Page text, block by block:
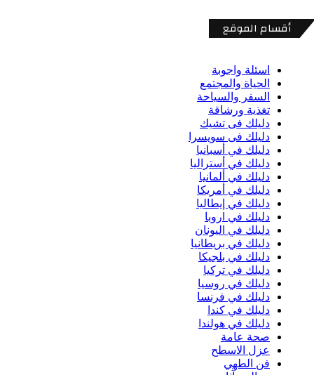
أقسام الموقع
اسئلة واجوبة
الحياة والمجتمع
السفر والسياحة
تغذية ورشاقة
دليلك فى تشيك
دليلك فى سويسرا
دليلك في أسبانيا
دليلك في أستراليا
دليلك في ألمانيا
دليلك في أمريكا
دليلك في إيطاليا
دليلك في اروبا
دليلك في اليونان
دليلك في بريطانيا
دليلك في بلجيكا
دليلك في تركيا
دليلك في روسيا
دليلك في فرنسا
دليلك في كندا
دليلك في هولندا
صحة عامة
عزل الاسطح
فن الطهي